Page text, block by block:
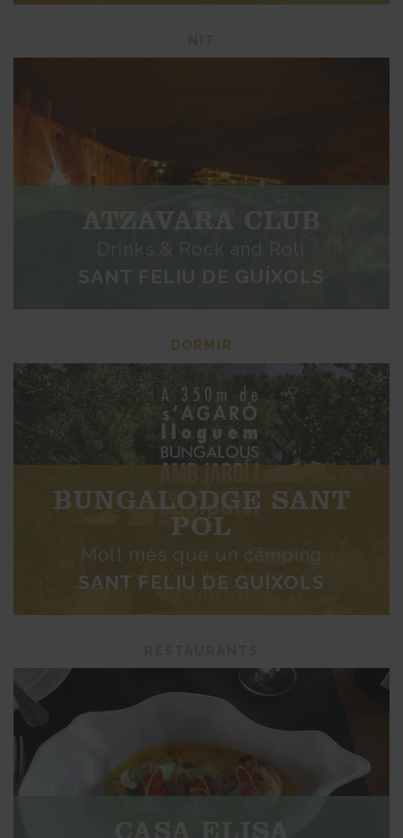
ATZAVARA CLUB
Drinks & Rock and Roll
SANT FELIU DE GUÍXOLS
DORMIR
BUNGALODGE SANT
POL
Molt més que un càmping
SANT FELIU DE GUÍXOLS